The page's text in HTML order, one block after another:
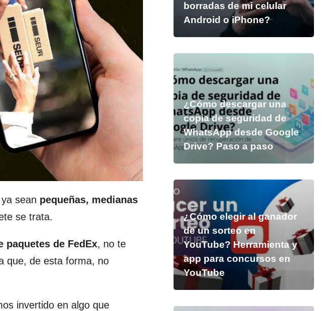
sean pequeñas, medianas
se trata.
paquetes de FedEx, no te
que, de esta forma, no
invertido en algo que
borradas de mi celular
Android o iPhone?
¿Cómo descargar una
copia de seguridad de
WhatsApp desde Google
Drive? Paso a paso
¿Cómo elegir al ganador
de un sorteo en
YouTube? Herramienta y
app para concursos en
YouTube